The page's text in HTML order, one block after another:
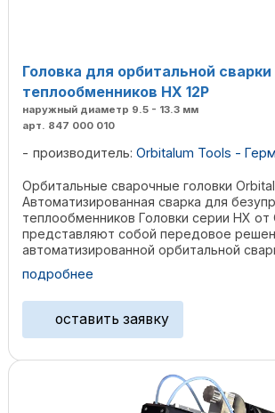
Головка для орбитальной сварки
теплообменников HX 12P
наружный диаметр 9.5 - 13.3 мм
арт. 847 000 010
производитель: Orbitalum Tools -
Орбитальные сварочные головки
Автоматизированная сварка для
теплообменников Головки серии HX от
представляют собой передовое
автоматизированной орбитальной
высочайшее качество и ...
подробнее
оставить заявку